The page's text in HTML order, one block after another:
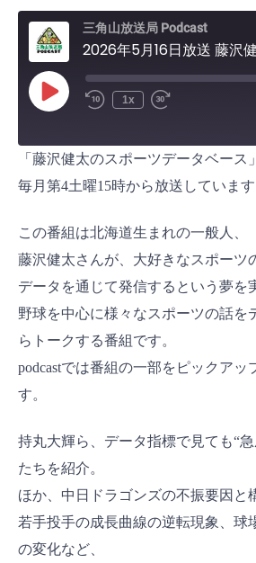
三角山放送局 Podcast
P
l
E
p
s
o
1x
SHARE
EMBED
「藤沢健太のスポーツデータベース」
毎月第4土曜15時から放送しています
この番組は北海道生まれの一般人、
藤沢健太さんが、大好きなスポーツ
データを通じて発信するという夢を
野球を中心に様々なスポーツの話を
らトークする番組です。
podcastでは番組の一部をピックアッ
す。
持丸大輝ら、データ指標で見ても“
たちを紹介。
ほか、中日ドラゴンズの不振要因と
若手投手の成長曲線の逆転現象、球
の変化など、